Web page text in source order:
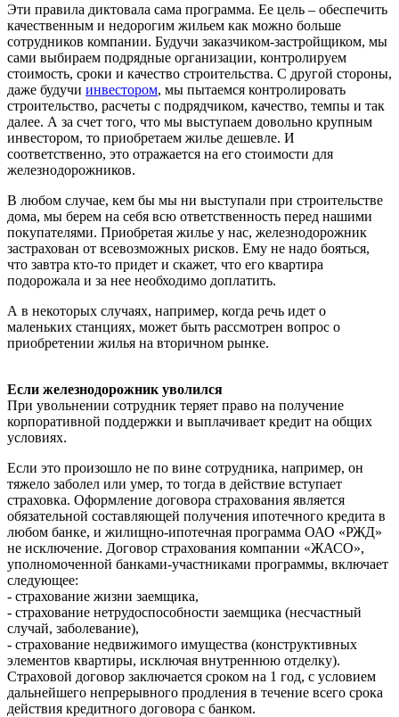
Эти правила диктовала сама программа. Ее цель – обеспечить
качественным и недорогим жильем как можно больше
сотрудников компании. Будучи заказчиком-застройщиком, мы
сами выбираем подрядные организации, контролируем
стоимость, сроки и качество строительства. С другой стороны,
даже будучи инвестором, мы пытаемся контролировать
строительство, расчеты с подрядчиком, качество, темпы и так
далее. А за счет того, что мы выступаем довольно крупным
инвестором, то приобретаем жилье дешевле. И
соответственно, это отражается на его стоимости для
железнодорожников.
В любом случае, кем бы мы ни выступали при строительстве
дома, мы берем на себя всю ответственность перед нашими
покупателями. Приобретая жилье у нас, железнодорожник
застрахован от всевозможных рисков. Ему не надо бояться,
что завтра кто-то придет и скажет, что его квартира
подорожала и за нее необходимо доплатить.
А в некоторых случаях, например, когда речь идет о
маленьких станциях, может быть рассмотрен вопрос о
приобретении жилья на вторичном рынке.
Если железнодорожник уволился
При увольнении сотрудник теряет право на получение
корпоративной поддержки и выплачивает кредит на общих
условиях.
Если это произошло не по вине сотрудника, например, он
тяжело заболел или умер, то тогда в действие вступает
страховка. Оформление договора страхования является
обязательной составляющей получения ипотечного кредита в
любом банке, и жилищно-ипотечная программа ОАО «РЖД»
не исключение. Договор страхования компании «ЖАСО»,
уполномоченной банками-участниками программы, включает
следующее:
- страхование жизни заемщика,
- страхование нетрудоспособности заемщика (несчастный
случай, заболевание),
- страхование недвижимого имущества (конструктивных
элементов квартиры, исключая внутреннюю отделку).
Страховой договор заключается сроком на 1 год, с условием
дальнейшего непрерывного продления в течение всего срока
действия кредитного договора с банком.